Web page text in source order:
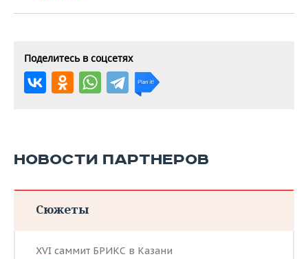
Поделитесь в соцсетях
НОВОСТИ ПАРТНЕРОВ
Сюжеты
XVI саммит БРИКС в Казани